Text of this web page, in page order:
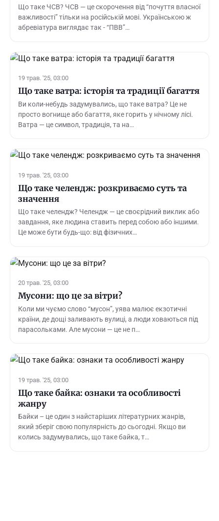
Що таке ЧСВ? ЧСВ — це скорочення від “почуття власної
важливості” тільки на російській мові. Українською ж
абревіатура виглядає так - “ПВВ”…
19 трав. '25, 03:00
Що таке ватра: історія та традиції багаття
Ви коли-небудь задумувались, що таке ватра? Це не
просто вогнище або багаття, яке горить у нічному лісі.
Ватра — це символ, традиція, та на…
19 трав. '25, 03:00
Що таке челендж: розкриваємо суть та
значення
Що таке челендж? Челендж — це своєрідний виклик або
завдання, яке людина ставить перед собою або іншими.
Це може бути будь-що: від фізичних…
20 трав. '25, 03:00
Мусони: що це за вітри?
Коли ми чуємо слово “мусон”, уява малює екзотичні
країни, де дощі заливають вулиці, а люди ховаються під
парасольками. Але мусони — це не п…
19 трав. '25, 03:00
Що таке байка: ознаки та особливості
жанру
Байки – це один з найстаріших літературних жанрів,
який зберіг свою популярність до сьогодні. Якщо ви
колись задумувались, що таке байка, т…